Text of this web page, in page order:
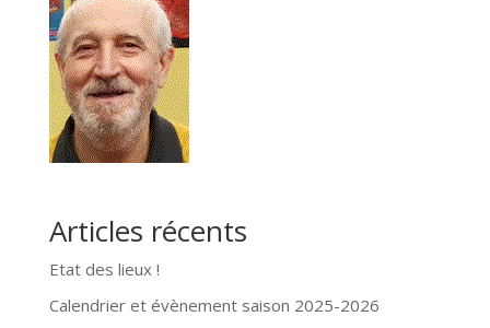
Articles récents
Etat des lieux !
Calendrier et évènement saison 2025-2026